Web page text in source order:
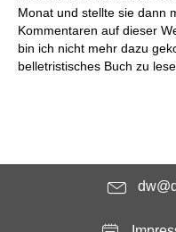
Monat und stellte sie dann
Kommentaren auf dieser
bin ich nicht mehr dazu
belletristisches Buch zu